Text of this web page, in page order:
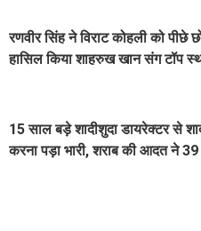
रणवीर सिंह ने विराट कोहली को पीछे
हासिल किया शाहरुख खान संग टॉप
15 साल बड़े शादीशुदा डायरेक्टर से
करना पड़ा भारी, शराब की आदत ने